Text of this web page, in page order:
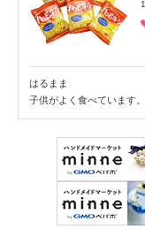
回収情報
読み物
商品ピックアップ
アレルギーSTORY